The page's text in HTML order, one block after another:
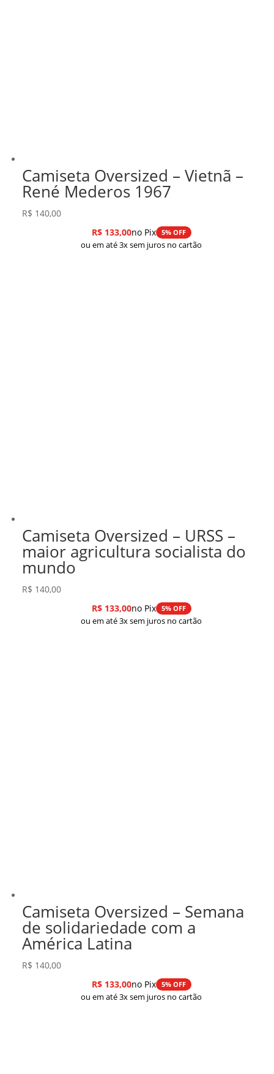
Camiseta Oversized – Vietnã –
René Mederos 1967
R$ 140,00
R$133,00no Pix 5% OFF
ou em até 3x sem juros no cartão
Camiseta Oversized – URSS –
maior agricultura socialista do
mundo
R$ 140,00
R$133,00no Pix 5% OFF
ou em até 3x sem juros no cartão
Camiseta Oversized – Semana
de solidariedade com a
América Latina
R$ 140,00
R$133,00no Pix 5% OFF
ou em até 3x sem juros no cartão